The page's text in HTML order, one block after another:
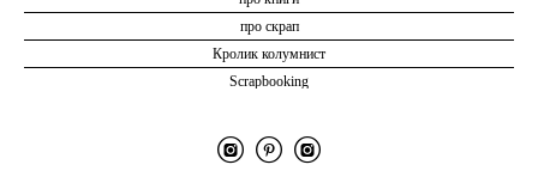
про скрап
Кролик колумнист
Scrapbooking